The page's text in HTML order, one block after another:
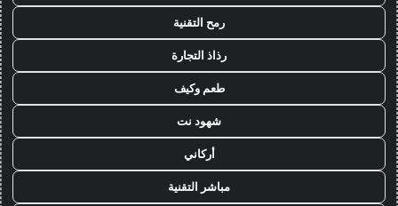
رمح التقنية
رذاذ التجارة
طعم وكيف
شهود نت
أركاني
مباشر التقنية